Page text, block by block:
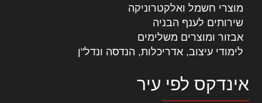
מוצרי חשמל ואלקטרוניקה
שירותים לענף הבניה
אבזור ומוצרים משלימים
לימודי עיצוב, אדריכלות, הנדסה ונדל"ן
אינדקס לפי עיר